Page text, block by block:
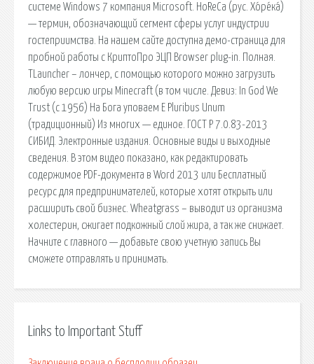
системе Windows 7 компания Microsoft. HoReCa (рус. Хо́ре́ка́)
— термин, обозначающий сегмент сферы услуг индустрии
гостеприимства. На нашем сайте доступна демо-страница для
пробной работы с КриптоПро ЭЦП Browser plug-in. Полная.
TLauncher – лончер, с помощью которого можно загрузить
любую версию игры Minecraft (в том числе. Девиз: In God We
Trust (с 1956) На Бога уповаем E Pluribus Unum
(традиционный) Из многих — единое. ГОСТ Р 7.0.83-2013
СИБИД. Электронные издания. Основные виды и выходные
сведения. В этом видео показано, как редактировать
содержимое PDF-документа в Word 2013 или Бесплатный
ресурс для предпринимателей, которые хотят открыть или
расширить свой бизнес. Wheatgrass – выводит из организма
холестерин, сжигает подкожный слой жира, а так же снижает.
Начните с главного — добавьте свою учетную запись Вы
сможете отправлять и принимать.
Links to Important Stuff